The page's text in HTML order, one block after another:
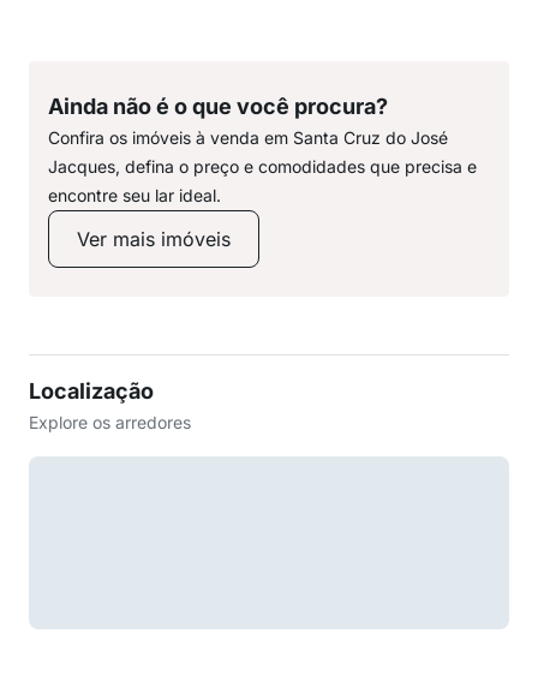
Ainda não é o que você procura?
Confira os imóveis à venda em Santa Cruz do José
Jacques, defina o preço e comodidades que precisa e
encontre seu lar ideal.
Ver mais imóveis
Localização
Explore os arredores